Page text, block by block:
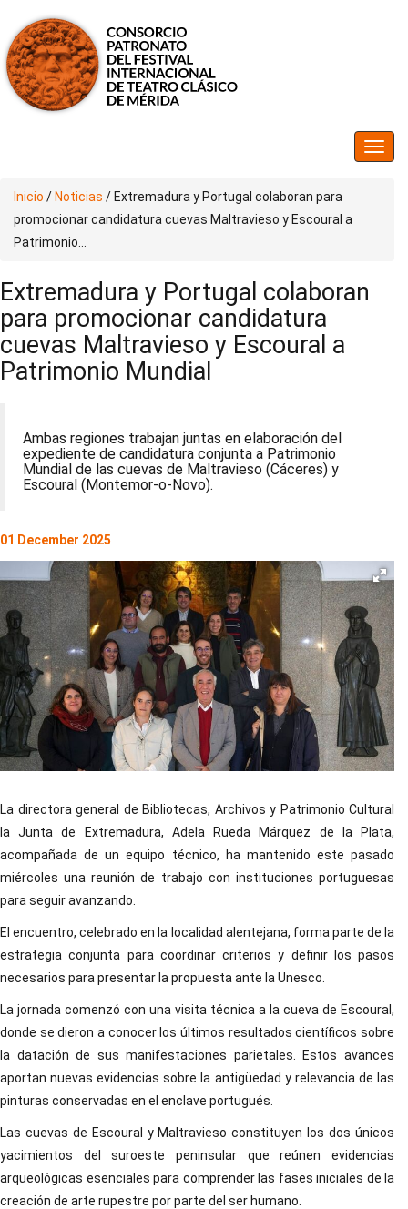
Inicio / Noticias / Extremadura y Portugal colaboran para
promocionar candidatura cuevas Maltravieso y Escoural a
Patrimonio...
Extremadura y Portugal colaboran
para promocionar candidatura
cuevas Maltravieso y Escoural a
Patrimonio Mundial
Ambas regiones trabajan juntas en elaboración del
expediente de candidatura conjunta a Patrimonio
Mundial de las cuevas de Maltravieso (Cáceres) y
Escoural (Montemor-o-Novo).
01 December 2025
La directora general de Bibliotecas, Archivos y Patrimonio Cultural
la Junta de Extremadura, Adela Rueda Márquez de la Plata,
acompañada de un equipo técnico, ha mantenido este pasado
miércoles una reunión de trabajo con instituciones portuguesas
para seguir avanzando.
El encuentro, celebrado en la localidad alentejana, forma parte de la
estrategia conjunta para coordinar criterios y definir los pasos
necesarios para presentar la propuesta ante la Unesco.
La jornada comenzó con una visita técnica a la cueva de Escoural,
donde se dieron a conocer los últimos resultados científicos sobre
la datación de sus manifestaciones parietales. Estos avances
aportan nuevas evidencias sobre la antigüedad y relevancia de las
pinturas conservadas en el enclave portugués.
Las cuevas de Escoural y Maltravieso constituyen los dos únicos
yacimientos del suroeste peninsular que reúnen evidencias
arqueológicas esenciales para comprender las fases iniciales de la
creación de arte rupestre por parte del ser humano.